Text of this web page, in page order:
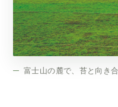
富士山の麓で、苔と向き